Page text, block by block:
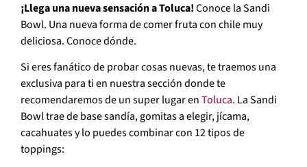
¡Llega una nueva sensación a Toluca!Conoce la Sandi
Bowl. Una nueva forma de comer fruta con chile muy
deliciosa. Conoce dónde.
Si eres fanático de probar cosas nuevas, te traemos una
exclusiva para ti en nuestra sección donde te
recomendaremos de un super lugar enToluca. La Sandi
Bowl trae de base sandía, gomitas a elegir, jícama,
cacahuates y lo puedes combinar con 12 tipos de
toppings: